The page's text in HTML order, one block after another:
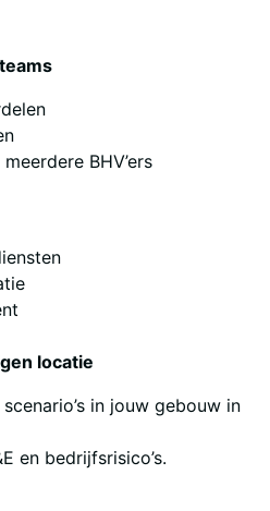
BHV’ers
locatie
in jouw gebouw in
en bedrijfsrisico’s.